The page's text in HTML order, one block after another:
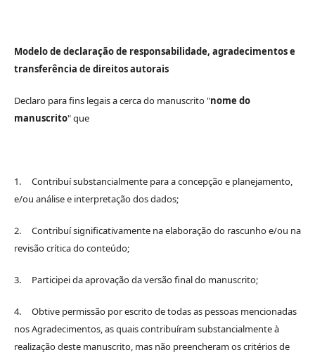
Modelo de declaração de responsabilidade, agradecimentos e
transferência de direitos autorais
Declaro para fins legais a cerca do manuscrito "nome do
manuscrito" que
1. Contribuí substancialmente para a concepção e planejamento,
e/ou análise e interpretação dos dados;
2. Contribuí significativamente na elaboração do rascunho e/ou na
revisão crítica do conteúdo;
3. Participei da aprovação da versão final do manuscrito;
4. Obtive permissão por escrito de todas as pessoas mencionadas
nos Agradecimentos, as quais contribuíram substancialmente à
realização deste manuscrito, mas não preencheram os critérios de